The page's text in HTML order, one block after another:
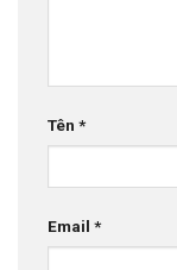
Tên *
Email *